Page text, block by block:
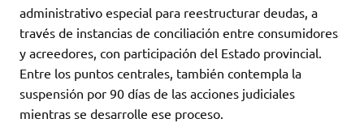
administrativo especial para reestructurar deudas, a
través de instancias de conciliación entre consumidores
y acreedores, con participación del Estado provincial.
Entre los puntos centrales, también contempla la
suspensión por 90 días de las acciones judiciales
mientras se desarrolle ese proceso.